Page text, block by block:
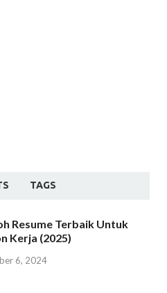
TAGS
Resume Terbaik Untuk
Kerja (2025)
6, 2024